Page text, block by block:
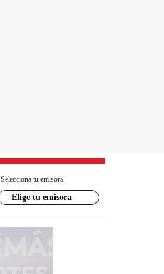
Selecciona tu emisora
Elige tu emisora